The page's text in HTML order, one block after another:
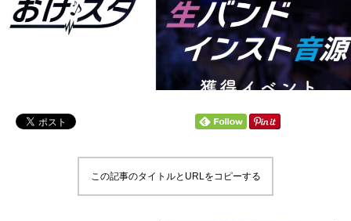
この記事のタイトルとURLをコピーする